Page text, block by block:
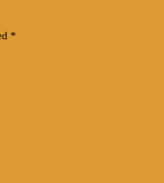
*